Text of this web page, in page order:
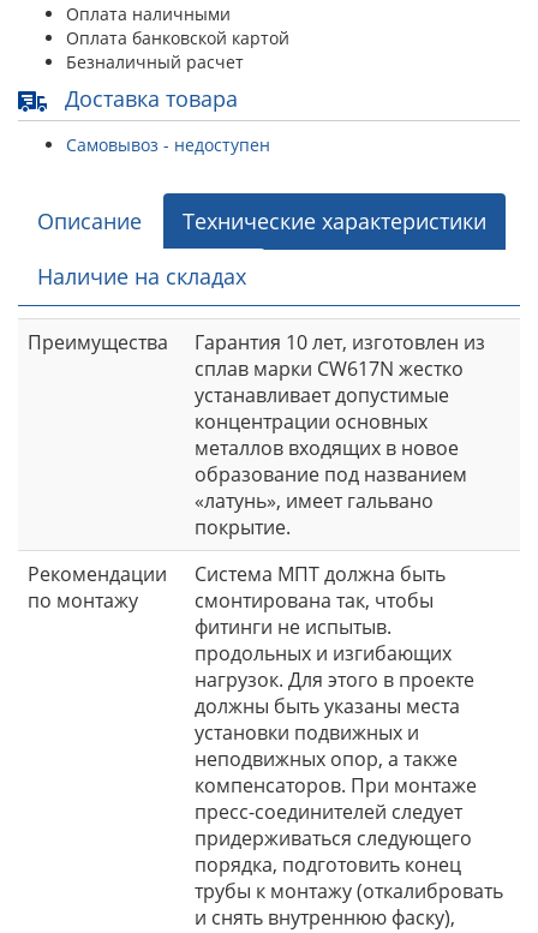
Оплата наличными
Оплата банковской картой
Безналичный расчет
Доставка товара
Самовывоз - недоступен
Описание
Технические характеристики
Наличие на складах
Преимущества
Гарантия 10 лет, изготовлен из
сплав марки CW617N жестко
устанавливает допустимые
концентрации основных
металлов входящих в новое
образование под названием
«латунь», имеет гальвано
покрытие.
Рекомендации
по монтажу
Система МПТ должна быть
смонтирована так, чтобы
фитинги не испытыв.
продольных и изгибающих
нагрузок. Для этого в проекте
должны быть указаны места
установки подвижных и
неподвижных опор, а также
компенсаторов. При монтаже
пресс-соединителей следует
придерживаться следующего
порядка, подготовить конец
трубы к монтажу (откалибровать
и снять внутреннюю фаску),